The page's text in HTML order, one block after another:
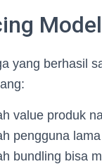
yang berhasil
value produk
pengguna
bundling bisa